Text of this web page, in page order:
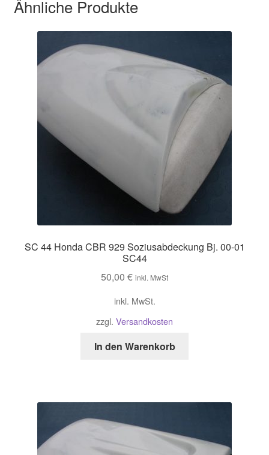
Ähnliche Produkte
SC 44 Honda CBR 929 Soziusabdeckung Bj. 00-01
SC44
50,00 € inkl. MwSt
inkl. MwSt.
zzgl. Versandkosten
In den Warenkorb